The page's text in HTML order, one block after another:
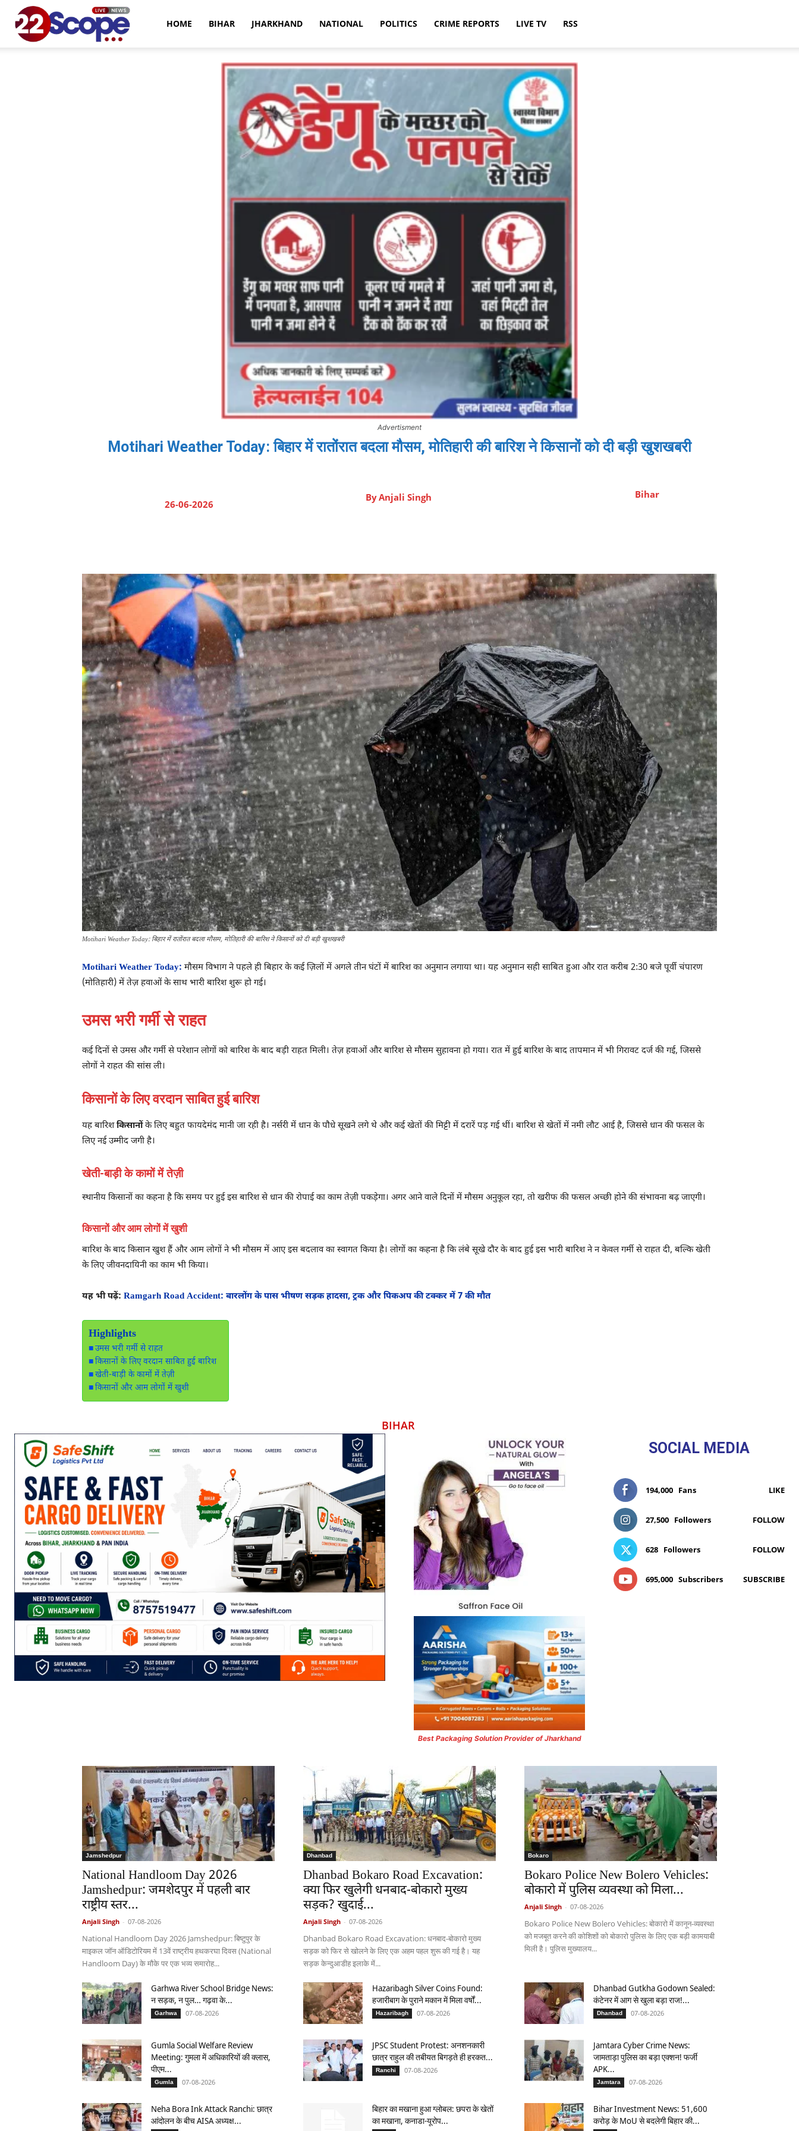
HOME BIHAR JHARKHAND NATIONAL POLITICS CRIME REPORTS LIVE TV RSS
Advertisment
Motihari Weather Today: बिहार में रातोंरात बदला मौसम, मोतिहारी की बारिश ने किसानों को दी बड़ी खुशखबरी
26-06-2026
ByAnjali Singh Bihar
Motihari Weather Today: बिहार में रातोंरात बदला मौसम, मोतिहारी की बारिश ने किसानों को दी बड़ी खुशखबरी
Motihari Weather Today: मौसम विभाग ने पहले ही बिहार के कई ज़िलों में अगले तीन घंटों में बारिश का अनुमान लगाया था। यह अनुमान सही साबित हुआ और रात करीब 2:30 बजे पूर्वी चंपारण
(मोतिहारी) में तेज़ हवाओं के साथ भारी बारिश शुरू हो गई।
उमस भरी गर्मी से राहत
कई दिनों से उमस और गर्मी से परेशान लोगों को बारिश के बाद बड़ी राहत मिली। तेज़ हवाओं और बारिश से मौसम सुहावना हो गया। रात में हुई बारिश के बाद तापमान में भी गिरावट दर्ज की गई, जिससे
लोगों ने राहत की सांस ली।
किसानों के लिए वरदान साबित हुई बारिश
यह बारिशकिसानोंके लिए बहुत फायदेमंद मानी जा रही है। नर्सरी में धान के पौधे सूखने लगे थे और कई खेतों की मिट्टी में दरारें पड़ गई थीं। बारिश से खेतों में नमी लौट आई है, जिससे धान की फसल के
लिए नई उम्मीद जगी है।
खेती-बाड़ी के कामों में तेज़ी
स्थानीय किसानों का कहना है कि समय पर हुई इस बारिश से धान की रोपाई का काम तेज़ी पकड़ेगा। अगर आने वाले दिनों में मौसम अनुकूल रहा, तो खरीफ की फसल अच्छी होने की संभावना बढ़ जाएगी।
किसानों और आम लोगों में खुशी
बारिश के बाद किसान खुश हैं और आम लोगों ने भी मौसम में आए इस बदलाव का स्वागत किया है। लोगों का कहना है कि लंबे सूखे दौर के बाद हुई इस भारी बारिश ने न केवल गर्मी से राहत दी, बल्कि खेती
के लिए जीवनदायिनी का काम भी किया।
यह भी पढ़ें: Ramgarh Road Accident: बारलोंग के पास भीषण सड़क हादसा, ट्रक और पिकअप की टक्कर में 7 की मौत
Highlights
उमस भरी गर्मी से राहत
किसानों के लिए वरदान साबित हुई बारिश
खेती-बाड़ी के कामों में तेज़ी
किसानों और आम लोगों में खुशी
BIHAR
Best Packaging Solution Provider of Jharkhand
SOCIAL MEDIA
194,000 Fans LIKE
27,500 Followers FOLLOW
628 Followers FOLLOW
695,000 Subscribers SUBSCRIBE
Jamshedpur
National Handloom Day 2026
Jamshedpur: जमशेदपुर में पहली बार
राष्ट्रीय स्तर...
Anjali Singh - 07-08-2026
National Handloom Day 2026 Jamshedpur: बिष्टुपुर के
माइकल जॉन ऑडिटोरियम में 13वें राष्ट्रीय हथकरघा दिवस (National
Handloom Day) के मौके पर एक भव्य समारोह...
Dhanbad
Dhanbad Bokaro Road Excavation:
क्या फिर खुलेगी धनबाद-बोकारो मुख्य
सड़क? खुदाई...
Anjali Singh - 07-08-2026
Dhanbad Bokaro Road Excavation: धनबाद-बोकारो मुख्य
सड़क को फिर से खोलने के लिए एक अहम पहल शुरू की गई है। यह
सड़क केन्दुआडीह इलाके में...
Bokaro
Bokaro Police New Bolero Vehicles:
बोकारो में पुलिस व्यवस्था को मिला...
Anjali Singh - 07-08-2026
Bokaro Police New Bolero Vehicles: बोकारो में कानून-व्यवस्था
को मजबूत करने की कोशिशों को बोकारो पुलिस के लिए एक बड़ी कामयाबी
मिली है। पुलिस मुख्यालय...
Garhwa River School Bridge News:
न सड़क, न पुल… गढ़वा के...
Garhwa 07-08-2026
Hazaribagh Silver Coins Found:
हजारीबाग के पुराने मकान में मिला वर्षों...
Hazaribagh 07-08-2026
Dhanbad Gutkha Godown Sealed:
कंटेनर में आग से खुला बड़ा राज!...
Dhanbad 07-08-2026
Gumla Social Welfare Review
Meeting: गुमला में अधिकारियों की क्लास,
पीएम...
Gumla 07-08-2026
JPSC Student Protest: अनशनकारी
छात्र राहुल की तबीयत बिगड़ते ही हरकत...
Ranchi 07-08-2026
Jamtara Cyber Crime News:
जामताड़ा पुलिस का बड़ा एक्शन! फर्जी
APK...
Jamtara 07-08-2026
Neha Bora Ink Attack Ranchi: छात्र
आंदोलन के बीच AISA अध्यक्ष...
बिहार का मखाना हुआ ग्लोबल: छपरा के खेतों
का मखाना, कनाडा-यूरोप...
Bihar Investment News: 51,600
करोड़ के MoU से बदलेगी बिहार की...